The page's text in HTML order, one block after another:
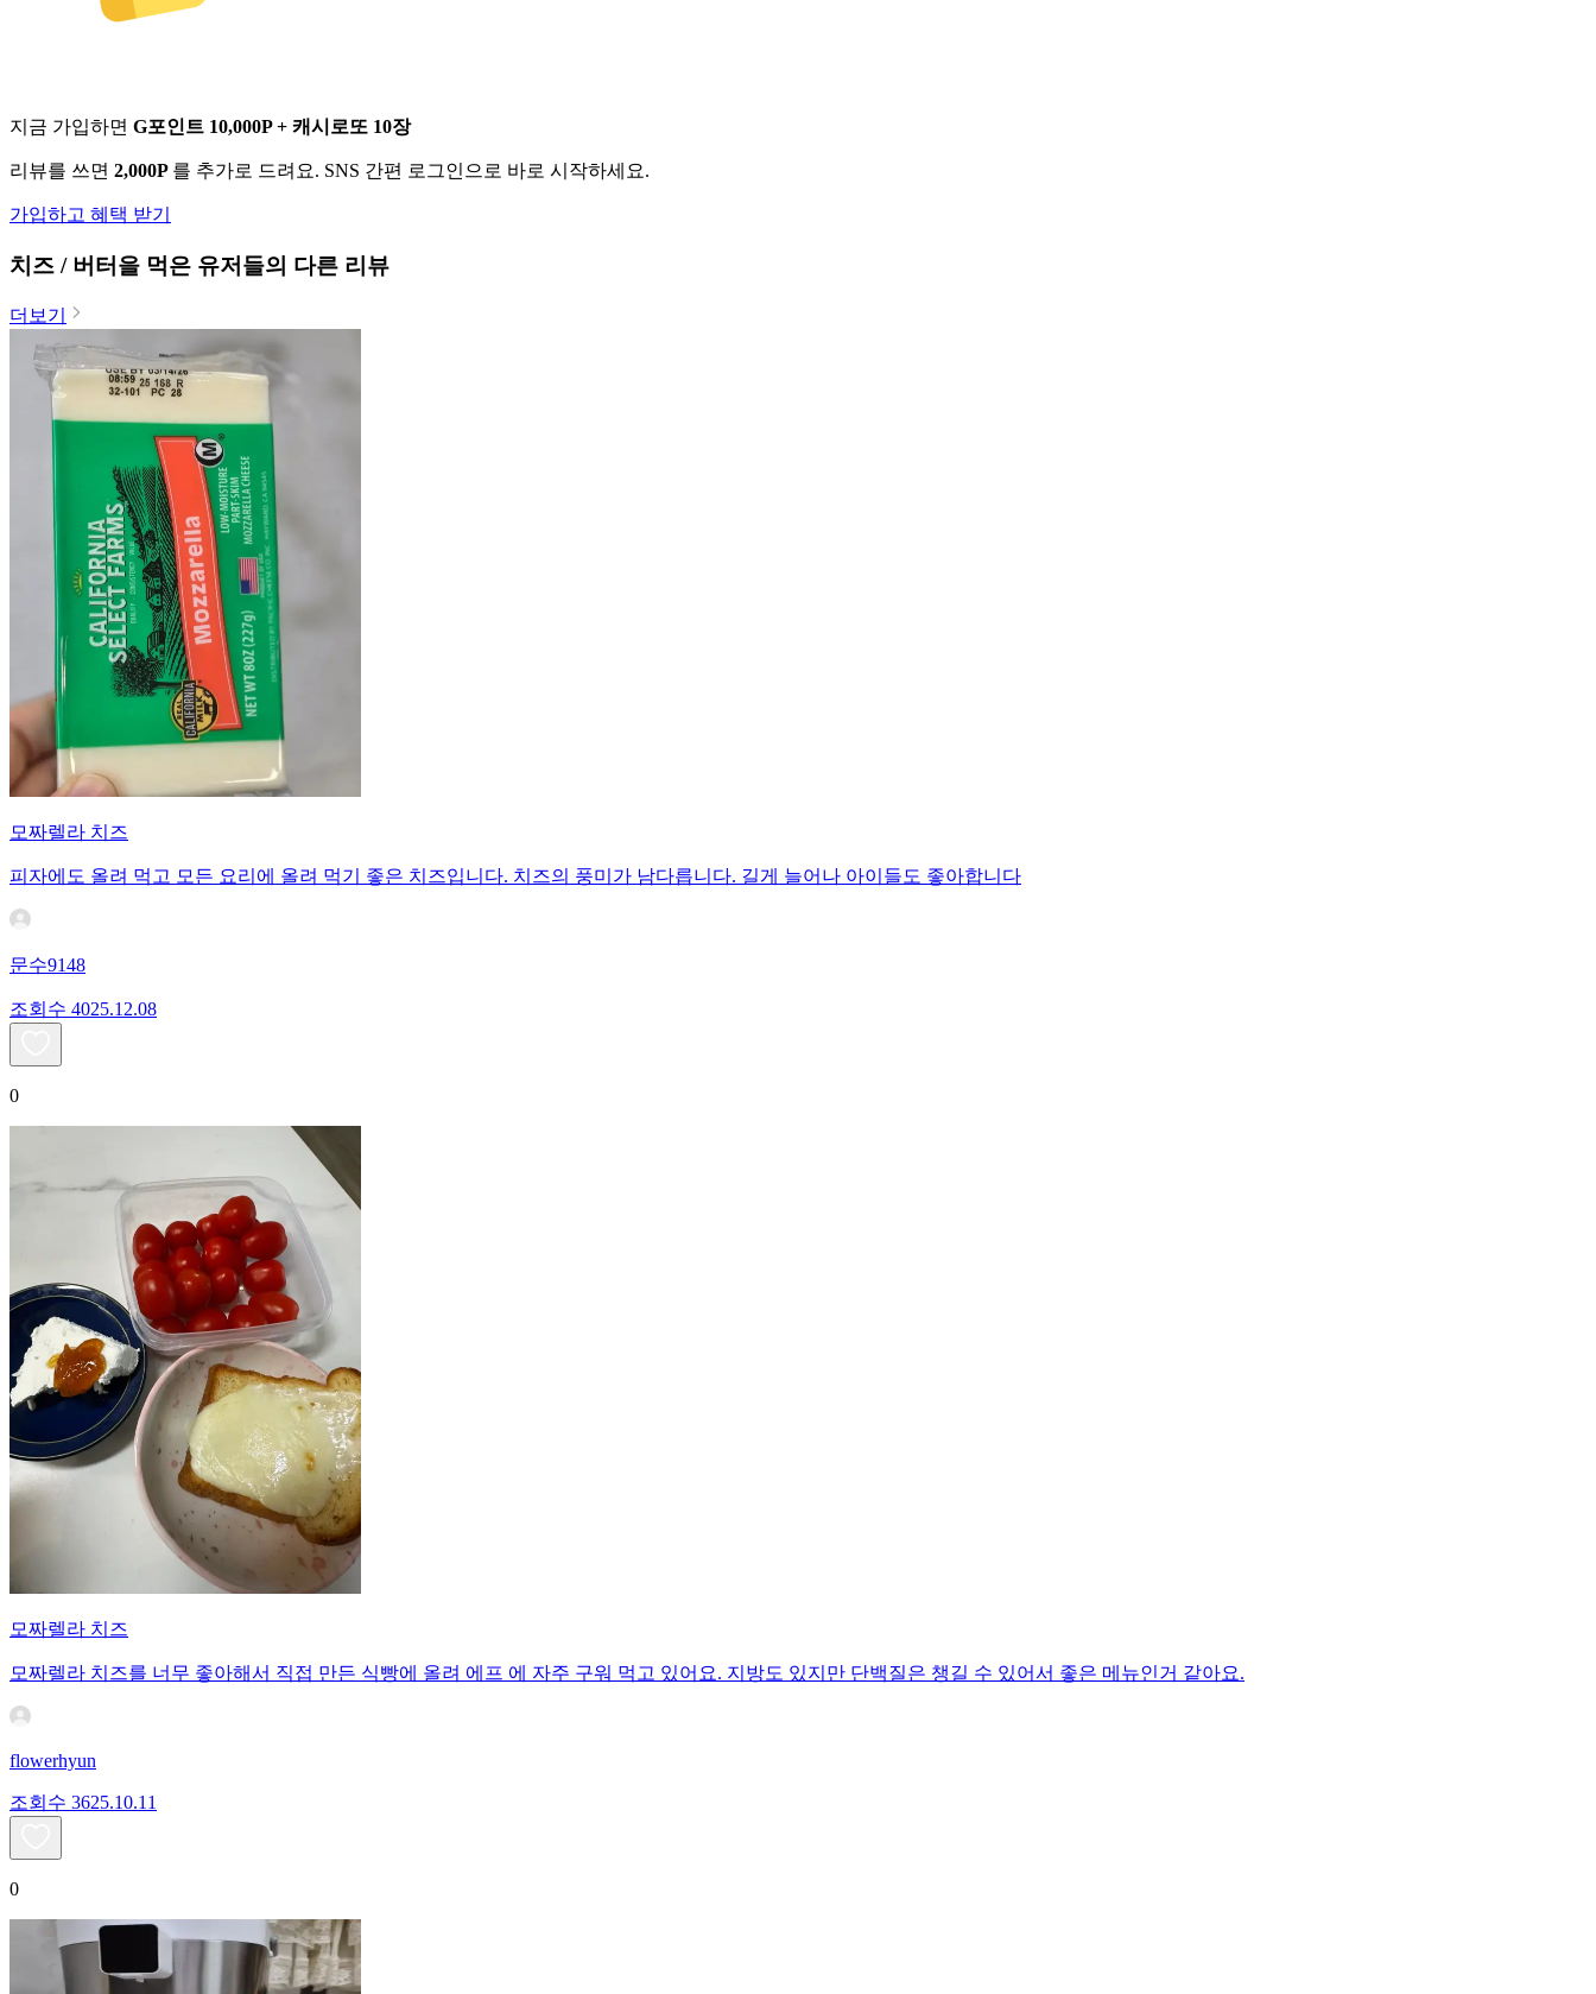
지금 가입하면 G포인트 10,000P + 캐시로또 10장
리뷰를 쓰면 2,000P 를 추가로 드려요. SNS 간편 로그인으로 바로 시작하세요.
가입하고 혜택 받기
치즈 / 버터 을 먹은 유저들의 다른 리뷰
더보기
모짜렐라 치즈
피자에도 올려 먹고 모든 요리에 올려 먹기 좋은 치즈입니다. 치즈의 풍미가 남다릅니다. 길게 늘어나 아이들도 좋아합니다
문수9148
조회수 4025.12.08
0
모짜렐라 치즈
모짜렐라 치즈를 너무 좋아해서 직접 만든 식빵에 올려 에프 에 자주 구워 먹고 있어요. 지방도 있지만 단백질은 챙길 수 있어서 좋은 메뉴인거 같아요.
flowerhyun
조회수 3625.10.11
0